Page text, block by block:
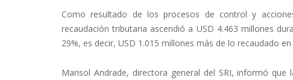
Como resultado de los procesos de control y
recaudación tributaria ascendió a USD 4.463 millones
29%, es decir, USD 1.015 millones más de lo recaudado
Marisol Andrade, directora general del SRI, informó